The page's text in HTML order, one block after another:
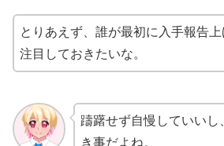
とりあえず、誰が最初に入手報告
注目しておきたいな。
躊躇せず自慢していいし
き事だよね。